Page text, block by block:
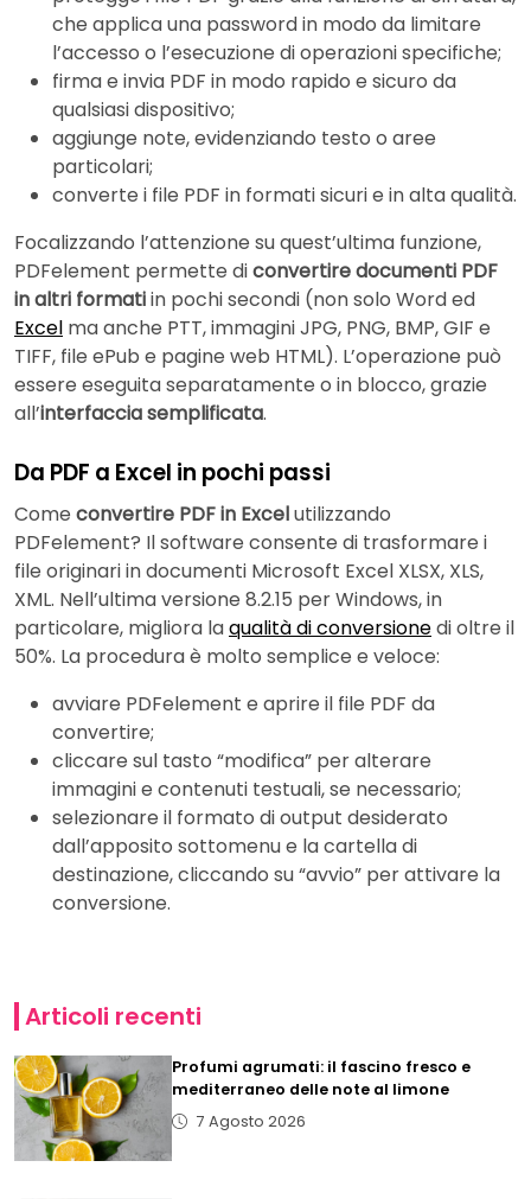
che applica una password in modo da limitare
l’accesso o l’esecuzione di operazioni specifiche;
firma e invia PDF in modo rapido e sicuro da
qualsiasi dispositivo;
aggiunge note, evidenziando testo o aree
particolari;
converte i file PDF in formati sicuri e in alta qualità.
Focalizzando l’attenzione su quest’ultima funzione,
PDFelement permette diconvertire documenti PDF
in altri formatiin pochi secondi (non solo Word ed
Excel ma anche PTT, immagini JPG, PNG, BMP, GIF e
TIFF, file ePub e pagine web HTML). L’operazione può
essere eseguita separatamente o in blocco, grazie
all’interfaccia semplificata.
Da PDF a Excel in pochi passi
Come convertire PDF in Excelutilizzando
PDFelement? Il software consente di trasformare i
file originari in documenti Microsoft Excel XLSX, XLS,
XML. Nell’ultima versione 8.2.15 per Windows, in
particolare, migliora laqualità di conversionedi oltre il
50%. La procedura è molto semplice e veloce:
avviare PDFelement e aprire il file PDF da
convertire;
cliccare sul tasto “modifica” per alterare
immagini e contenuti testuali, se necessario;
selezionare il formato di output desiderato
dall’apposito sottomenu e la cartella di
destinazione, cliccando su “avvio” per attivare la
conversione.
Articoli recenti
Profumi agrumati: il fascino fresco e
mediterraneo delle note al limone
7 Agosto 2026